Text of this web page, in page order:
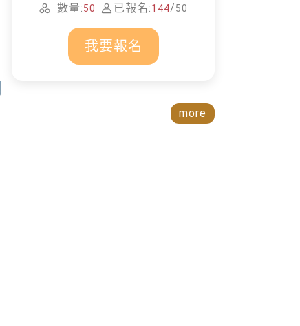
數量:50 已報名:144/50
我要報名
more